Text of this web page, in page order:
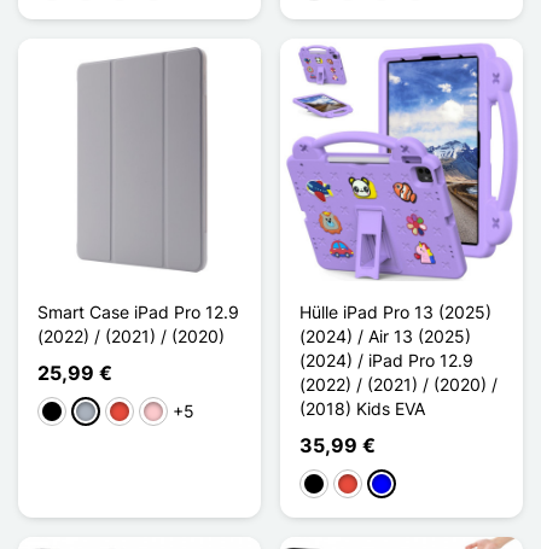
Smart Case iPad Pro 12.9
(2022) / (2021) / (2020)
25,99 €
Schwarz
GrauRot Pink+5
Hülle iPad Pro 13 (2025)
(2024) / Air 13 (2025)
(2024) / iPad Pro 12.9
(2022) / (2021) / (2020) /
(2018) Kids EVA
35,99 €
Schwarz
Rot Blau